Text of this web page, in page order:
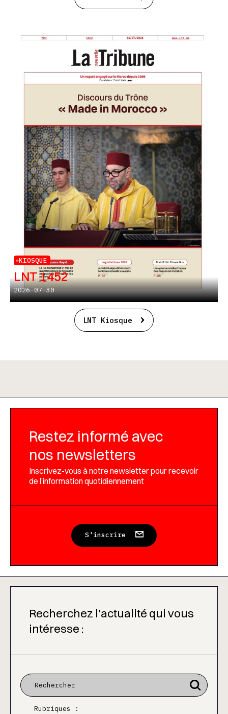
KIOSQUE
LNT 1452
2026-07-30
LNT Kiosque
Restez informé avec
nos newsletters
Inscrivez-vous à notre newsletter pour recevoir
de l’information quotidiennement
S'inscrire
Recherchez l'actualité qui vous
intéresse :
Rubriques :